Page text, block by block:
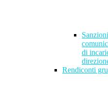
di
Rendiconti